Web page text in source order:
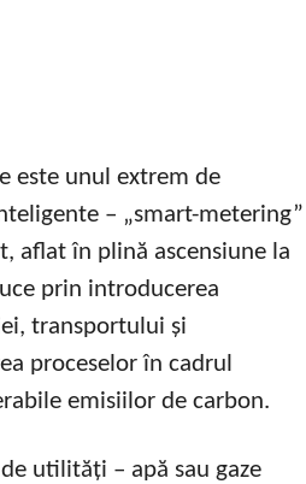
este unul extrem de
– „smart-metering”
aflat în plină ascensiune la
prin introducerea
transportului și
proceselor în cadrul
emisiilor de carbon.
utilități – apă sau gaze